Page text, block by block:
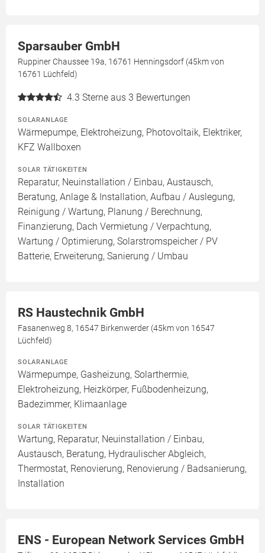
Sparsauber GmbH
Ruppiner Chaussee 19a, 16761 Henningsdorf (45km von
16761 Lüchfeld)
4.3 Sterne aus 3 Bewertungen
SOLARANLAGE
Wärmepumpe, Elektroheizung, Photovoltaik, Elektriker,
KFZ Wallboxen
SOLAR TÄTIGKEITEN
Reparatur, Neuinstallation / Einbau, Austausch,
Beratung, Anlage & Installation, Aufbau / Auslegung,
Reinigung / Wartung, Planung / Berechnung,
Finanzierung, Dach Vermietung / Verpachtung,
Wartung / Optimierung, Solarstromspeicher / PV
Batterie, Erweiterung, Sanierung / Umbau
RS Haustechnik GmbH
Fasanenweg 8, 16547 Birkenwerder (45km von 16547
Lüchfeld)
SOLARANLAGE
Wärmepumpe, Gasheizung, Solarthermie,
Elektroheizung, Heizkörper, Fußbodenheizung,
Badezimmer, Klimaanlage
SOLAR TÄTIGKEITEN
Wartung, Reparatur, Neuinstallation / Einbau,
Austausch, Beratung, Hydraulischer Abgleich,
Thermostat, Renovierung, Renovierung / Badsanierung,
Installation
ENS - European Network Services GmbH